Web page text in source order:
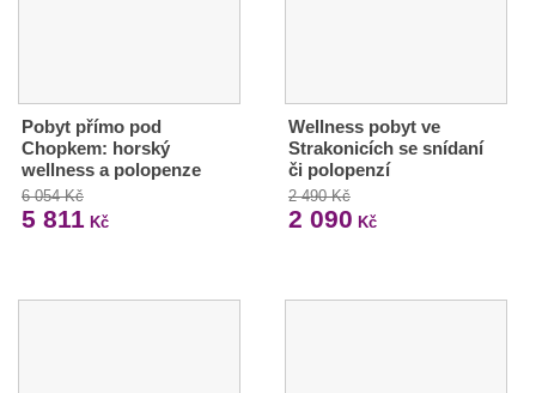
Pobyt přímo pod
Chopkem: horský
wellness a polopenze
6 054 Kč
5 811 Kč
Wellness pobyt ve
Strakonicích se snídaní
či polopenzí
2 490 Kč
2 090 Kč